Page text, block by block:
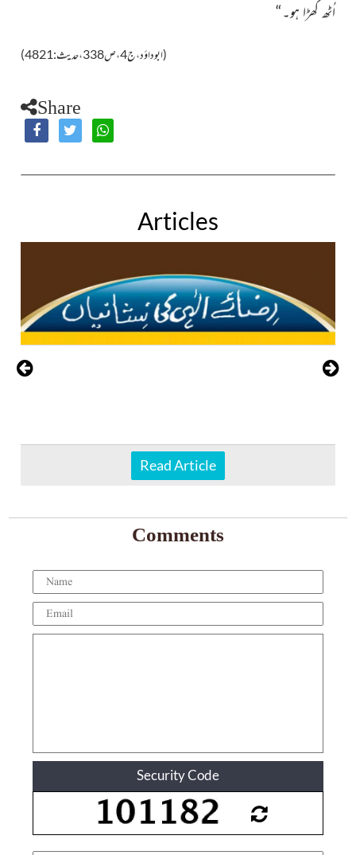
اُٹھ کھڑا ہو۔“
(ابوداؤد،ج4،ص338،حدیث:4821)
Share
Articles
Read Article
Comments
Security Code